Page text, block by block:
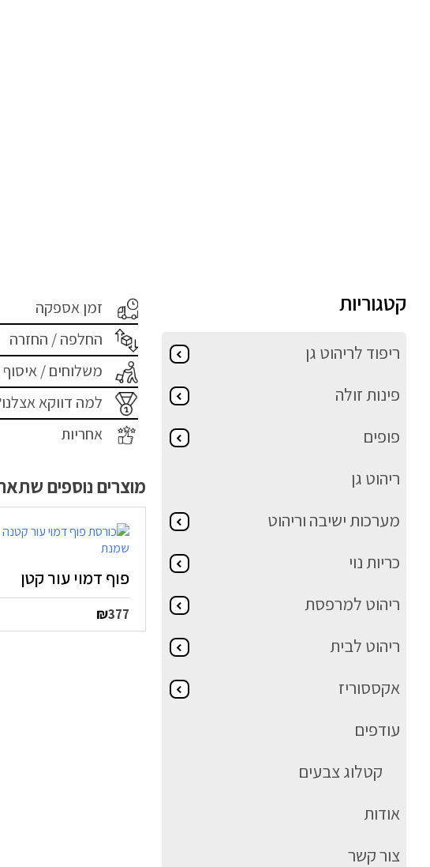
זמן אספקה
החלפה / החזרה
משלוחים /
למה דווקא
אחריות
מוצרים נוספים
פוף דמוי עור קטן
₪377
קטגוריות
ריפוד לריהוט גן
פינות זולה
פופים
ריהוט גן
מערכות ישיבה וריהוט
כריות נוי
ריהוט למרפסת
ריהוט לבית
אקססוריז
עודפים
קטלוג צבעים
אודות
צור קשר